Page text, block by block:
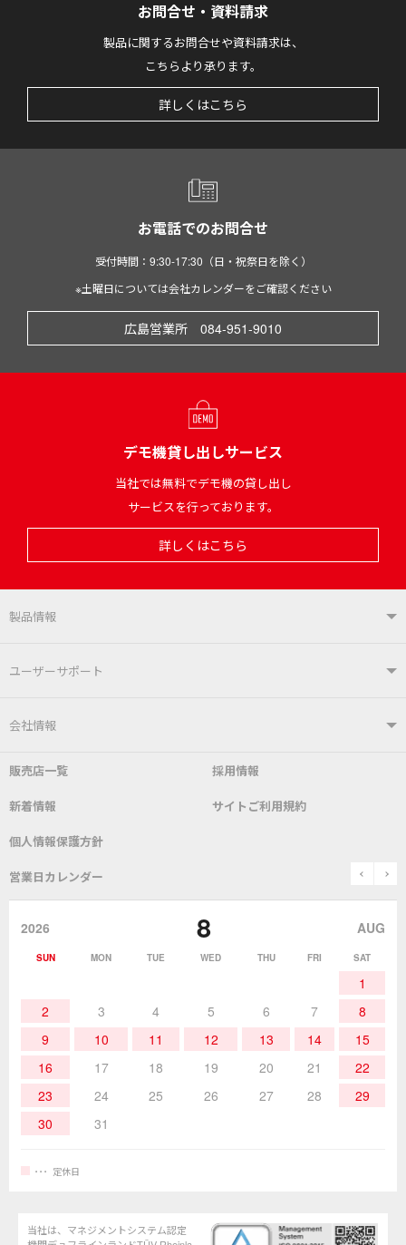
お問合せ・資料請求
製品に関するお問合せや資料請求は、
こちらより承ります。
詳しくはこちら
お電話でのお問合せ
受付時間：9:30-17:30（日・祝祭日を除く）
※土曜日については会社カレンダーをご確認ください
広島営業所 084-951-9010
デモ機貸し出しサービス
当社では無料でデモ機の貸し出し
サービスを行っております。
詳しくはこちら
製品情報
製品情報TOP
はんだ付けシステム
こて先 自動はんだ送り装置
表面実装/SMT関連
作業環境／材料
ユーザーサポート
ユーザーサポートTOP
よくあるご質問 デモ機貸し出しサービス
SDS(MSDS)製品
取扱説明書
該非説明発行の申込み
会社情報
会社概要 社長あいさつ
グットのあゆみ
販売店一覧 採用情報
新着情報 サイトご利用規約
個人情報保護方針
営業日カレンダー prev
2026 8 AUG
SUN MON TUE WED THU FRI SAT
1
2
3 4 5 6 7
8
9
10 11 12 13 14
15
16
17 18 19 20 21
22
23
24 25 26 27 28
29
30
31
定休日
当社は、マネジメントシステム認定